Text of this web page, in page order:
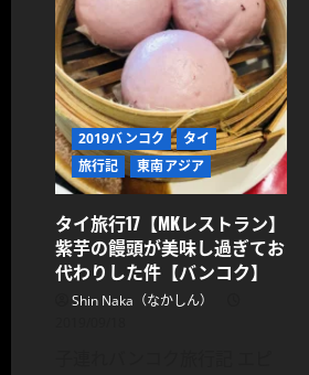
略
②】
船
で
き
方
に
つ
い
て
ら
に
読
む
2019バンコク
タイ
旅行記
東南アジア
タイ旅行17【MKレストラン】
紫芋の饅頭が美味し過ぎてお
代わりした件【バンコク】
Shin Naka（なかしん）